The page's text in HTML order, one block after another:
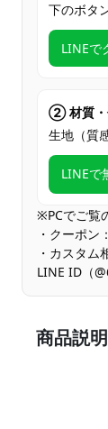
下のボタ
LINEで
② 材質・
生地（質
LINEで
※PCでご覧
・クーポン
・カスタム
LINE ID（
商品説明